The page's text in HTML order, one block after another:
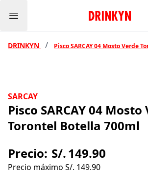
Menu Inicio
DRINKYN / Pisco SARCAY 04 Mosto Verde
SARCAY
Pisco SARCAY 04 Mosto
Torontel Botella 700ml
Precio: S/.149.90
Precio máximo S/. 149.90